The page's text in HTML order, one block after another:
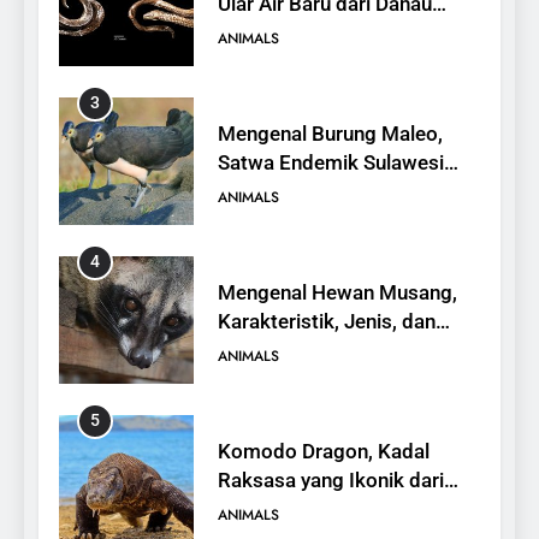
Towuti
ANIMALS
3
Mengenal Burung Maleo,
Satwa Endemik Sulawesi
yang Terancam Punah
ANIMALS
4
Mengenal Hewan Musang,
Karakteristik, Jenis, dan
Peran dalam Ekosistem
ANIMALS
5
Komodo Dragon, Kadal
Raksasa yang Ikonik dari
Indonesia
ANIMALS